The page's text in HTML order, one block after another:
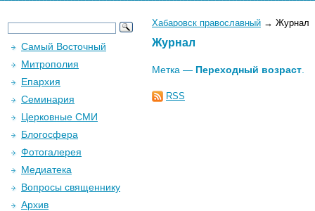
Хабаровск православный → Журнал
Журнал
Метка — Переходный возраст
RSS
Самый Восточный
Митрополия
Епархия
Семинария
Церковные СМИ
Блогосфера
Фотогалерея
Медиатека
Вопросы священнику
Архив